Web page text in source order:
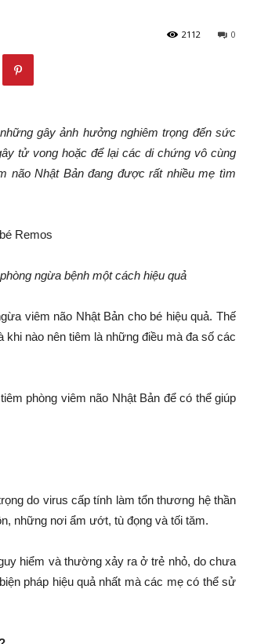
0
2112
gây ảnh hưởng nghiêm trọng đến sức
tử vong hoặc để lại các di chứng vô cùng
não Nhật Bản đang được rất nhiều mẹ tìm
ngừa bệnh một cách hiệu quả
viêm não Nhật Bản cho bé hiệu quả. Thế
nào nên tiêm là những điều mà đa số các
phòng viêm não Nhật Bản để có thể giúp
do virus cấp tính làm tổn thương hệ thần
những nơi ẩm ướt, tù đọng và tối tăm.
hiểm và thường xảy ra ở trẻ nhỏ, do chưa
pháp hiệu quả nhất mà các mẹ có thể sử